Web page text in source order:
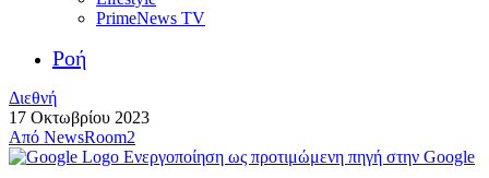
PrimeNews TV
Ροή
Διεθνή
17 Οκτωβρίου 2023
Από NewsRoom2
Ενεργοποίηση ως προτιμώμενη πηγή στην Google